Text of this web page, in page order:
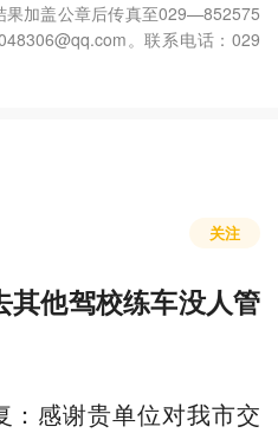
果加盖公章后传真至029—852575
。联系电话：029
关注
其他驾校练车没人管
：感谢贵单位对我市交